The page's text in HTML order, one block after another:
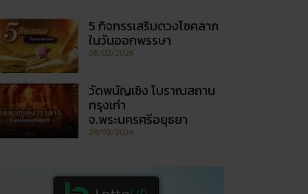
5 กิจกรรเสริมดวงโชคลาภ
ในวันออกพรรษา
28/02/2026
วัดพนัญเชิง โบราณสถาน
กรุงเก่า
จ.พระนครศรีอยุธยา
28/02/2026